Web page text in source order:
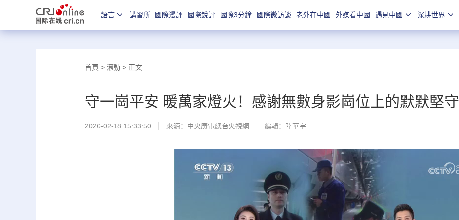
語言 講習所 國際漫評 國際銳評 國際3分鐘 國際微訪談 老外在中國 外媒看中國 遇見中國 深耕世界
首頁 > 滾動 > 正文
守一崗平安 暖萬家燈火！感謝無數身影崗位上的默默堅守
2026-02-18 15:33:50 來源： 中央廣電總台央視網 編輯：陸華宇